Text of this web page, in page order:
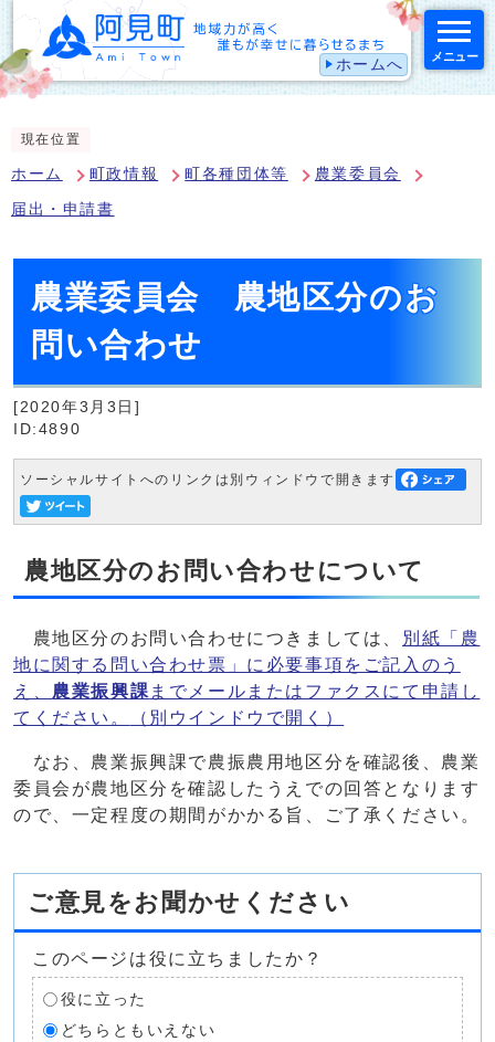
ホームへ メニュー
現在位置
ホーム 町政情報 町各種団体等 農業委員会
届出・申請書
農業委員会 農地区分のお
問い合わせ
[2020年3月3日]
ID:4890
ソーシャルサイトへのリンクは別ウィンドウで開きます
農地区分のお問い合わせについて
農地区分のお問い合わせにつきましては、
別紙「農
地に関する問い合わせ票」に必要事項をご記入のう
え、 農業振興課 までメールまたはファクスにて申請し
てください。
（別ウインドウで開く）
なお、農業振興課で農振農用地区分を確認後、農業
委員会が農地区分を確認したうえでの回答となります
ので、一定程度の期間がかかる旨、ご了承ください。
ご意見をお聞かせください
このページは役に立ちましたか？
役に立った
どちらともいえない